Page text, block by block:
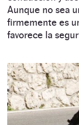
Aunque no sea
firmemente es
favorece la